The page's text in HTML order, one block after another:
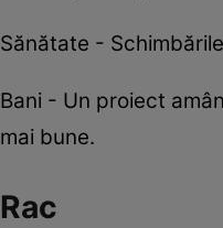
Sănătate -
Bani - Un proiect
mai bune.
Rac